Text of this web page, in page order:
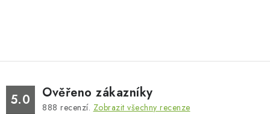
5.0 Ověřeno zákazníky
888 recenzí. Zobrazit všechny recenze